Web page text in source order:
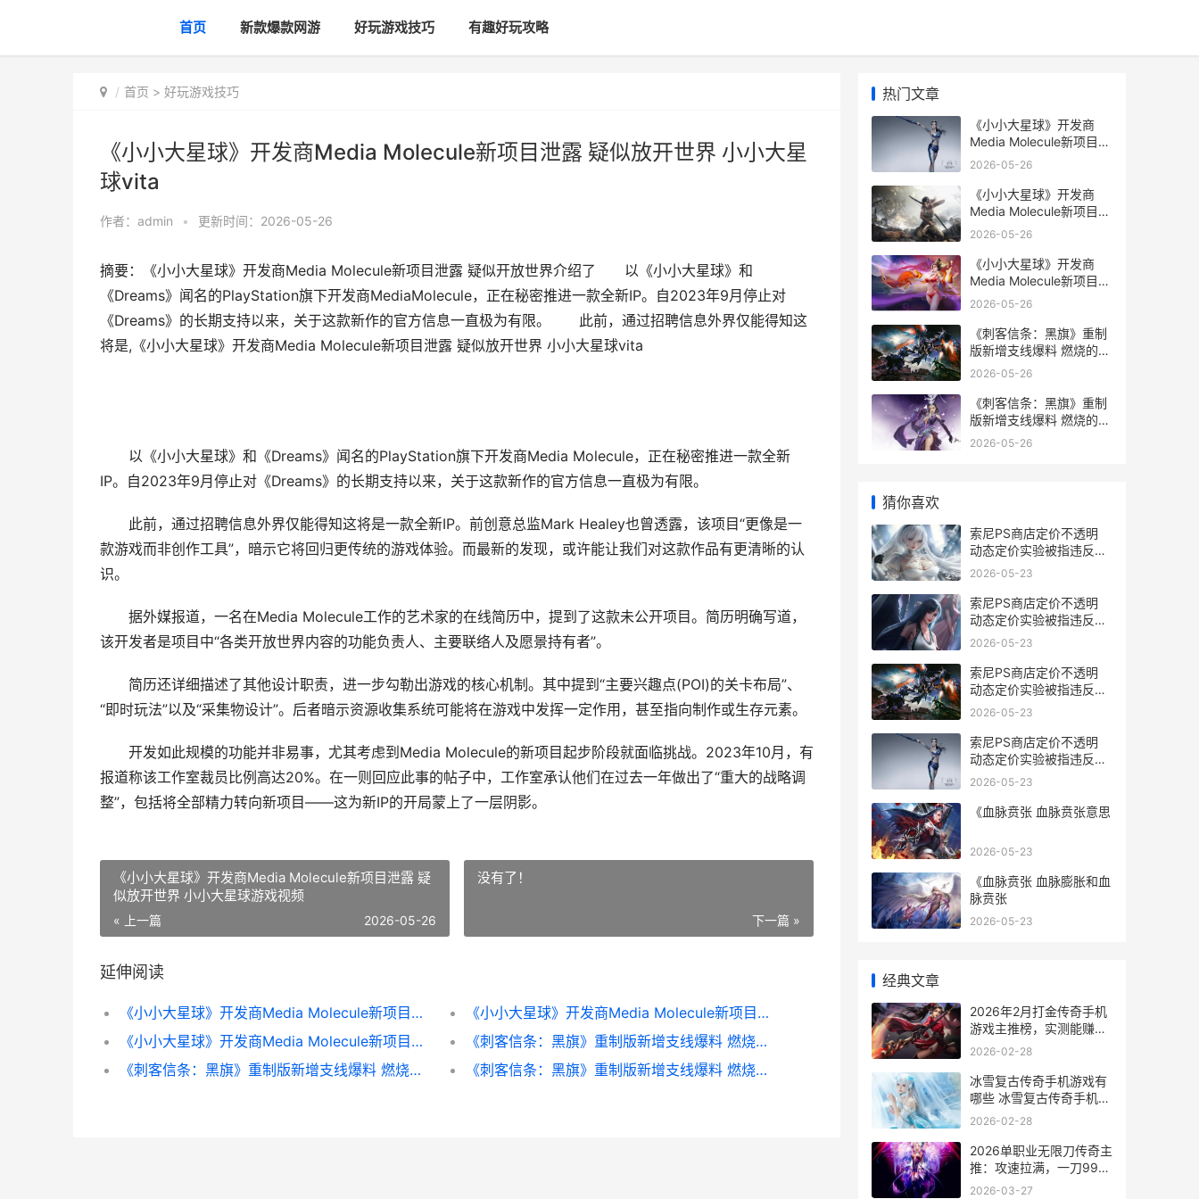
首页 新款爆款网游 好玩游戏技巧 有趣好玩攻略
首页 > 好玩游戏技巧
《小小大星球》开发商Media Molecule新项目泄露 疑似放开世界 小小大星
球vita
作者： admin • 更新时间：2026-05-26
摘要：《小小大星球》开发商Media Molecule新项目泄露 疑似开放世界介绍了 以《小小大星球》和
《Dreams》闻名的PlayStation旗下开发商MediaMolecule，正在秘密推进一款全新IP。自2023年9月停止对
《Dreams》的长期支持以来，关于这款新作的官方信息一直极为有限。 此前，通过招聘信息外界仅能得知这
将是,《小小大星球》开发商Media Molecule新项目泄露 疑似放开世界 小小大星球vita
以《小小大星球》和《Dreams》闻名的PlayStation旗下开发商Media Molecule，正在秘密推进一款全新
IP。自2023年9月停止对《Dreams》的长期支持以来，关于这款新作的官方信息一直极为有限。
此前，通过招聘信息外界仅能得知这将是一款全新IP。前创意总监Mark Healey也曾透露，该项目“更像是一
款游戏而非创作工具”，暗示它将回归更传统的游戏体验。而最新的发现，或许能让我们对这款作品有更清晰的认
识。
据外媒报道，一名在Media Molecule工作的艺术家的在线简历中，提到了这款未公开项目。简历明确写道，
该开发者是项目中“各类开放世界内容的功能负责人、主要联络人及愿景持有者”。
简历还详细描述了其他设计职责，进一步勾勒出游戏的核心机制。其中提到“主要兴趣点(POI)的关卡布局”、
“即时玩法”以及“采集物设计”。后者暗示资源收集系统可能将在游戏中发挥一定作用，甚至指向制作或生存元素。
开发如此规模的功能并非易事，尤其考虑到Media Molecule的新项目起步阶段就面临挑战。2023年10月，有
报道称该工作室裁员比例高达20%。在一则回应此事的帖子中，工作室承认他们在过去一年做出了“重大的战略调
整”，包括将全部精力转向新项目——这为新IP的开局蒙上了一层阴影。
《小小大星球》开发商Media Molecule新项目泄露 疑
似放开世界 小小大星球游戏视频
« 上一篇 2026-05-26
没有了！
下一篇 »
延伸阅读
《小小大星球》开发商Media Molecule新项目泄露 疑似放开世界 小小大星球vita
《小小大星球》开发商Media Molecule新项目泄露 疑似放开世界 小小大星球游戏视频
《小小大星球》开发商Media Molecule新项目泄露 疑似放开世界 小小大星球剧情
《刺客信条：黑旗》重制版新增支线爆料 燃烧的宝藏船 刺客信条黑旗重制版
《刺客信条：黑旗》重制版新增支线爆料 燃烧的宝藏船 刺客信条黑旗重置
《刺客信条：黑旗》重制版新增支线爆料 燃烧的宝藏船 刺客信条黑旗怎么让守卫缴械
热门文章
《小小大星球》开发商
Media Molecule新项目泄
露 疑似放开世界 小小大
2026-05-26
《小小大星球》开发商
Media Molecule新项目泄
露 疑似放开世界 小小大
2026-05-26
《小小大星球》开发商
Media Molecule新项目泄
露 疑似放开世界 小小大
2026-05-26
《刺客信条：黑旗》重制
版新增支线爆料 燃烧的宝
藏船 刺客信条黑旗重制版
2026-05-26
《刺客信条：黑旗》重制
版新增支线爆料 燃烧的宝
藏船 刺客信条黑旗重置
2026-05-26
猜你喜欢
索尼PS商店定价不透明
动态定价实验被指违反欧
盟消费者法 索尼官网预订
2026-05-23
索尼PS商店定价不透明
动态定价实验被指违反欧
盟消费者法 索尼ps商城
2026-05-23
索尼PS商店定价不透明
动态定价实验被指违反欧
盟消费者法 索尼ps商店定
2026-05-23
索尼PS商店定价不透明
动态定价实验被指违反欧
盟消费者法 索尼ps商店
2026-05-23
《血脉贲张 血脉贲张意思
2026-05-23
《血脉贲张 血脉膨胀和血
脉贲张
2026-05-23
经典文章
2026年2月打金传奇手机
游戏主推榜，实测能赚米
的良心版本 “打金传奇”
2026-02-28
冰雪复古传奇手机游戏有
哪些 冰雪复古传奇手机游
戏主推 冰雪复古传奇手游
2026-02-28
2026单职业无限刀传奇主
推：攻速拉满，一刀999
爽感尝试 单职业手游无赦
2026-03-27